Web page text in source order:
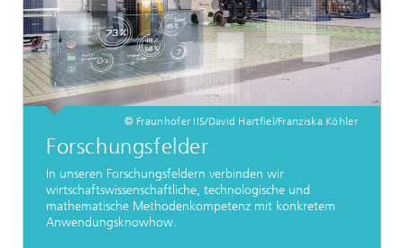
© Fraunhofer IIS/David Hartfiel/Franziska Köhler
Forschungsfelder
In unseren Forschungsfeldern verbinden wir
wirtschaftswissenschaftliche, technologische und
mathematische Methodenkompetenz mit konkretem
Anwendungsknowhow.